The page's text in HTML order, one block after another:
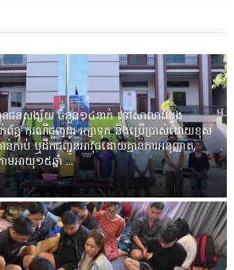
ញ្ជូនជនសង្ស័យ ចំនួន១៤នាក់ ទៅសាលាដំបូង
ក់ព័ន្ធ ករណីជួញដូរ រក្សាទុក និងប្រើប្រាស់ដោយខុស
កាប់ ឬដឹកជញ្ជូនអាវុធដោយគ្មានការអនុញ្ញាត,
អាយុ១៥ឆ្នាំ ...